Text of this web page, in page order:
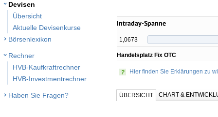
Devisen
Übersicht
Aktuelle Devisenkurse
Börsenlexikon
Rechner
HVB-Kaufkraftrechner
HVB-Investmentrechner
Haben Sie Fragen?
Intraday-Spanne
1,0673
Handelsplatz Fix OTC
Hier finden Sie Erklärungen zu
ÜBERSICHT CHART &